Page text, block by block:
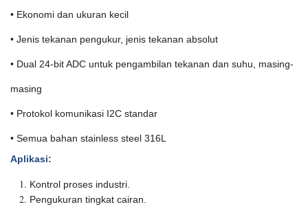
• Ekonomi dan ukuran kecil
• Jenis tekanan pengukur, jenis tekanan absolut
• Dual 24-bit ADC untuk pengambilan tekanan dan suhu, masing-
masing
• Protokol komunikasi I2C standar
• Semua bahan stainless steel 316L
Aplikasi:
Kontrol proses industri.
Pengukuran tingkat cairan.